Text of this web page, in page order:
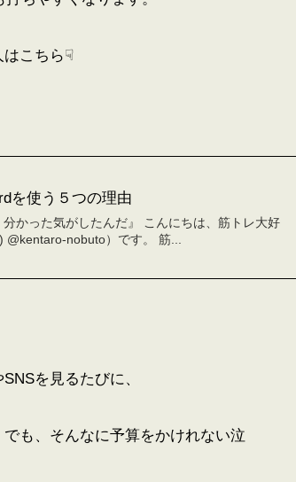
はこちら☟
を使う５つの理由
かった気がしたんだ』 こんにちは、筋トレ大好
nobuto）です。 筋...
を見るたびに、
も、そんなに予算をかけれない泣